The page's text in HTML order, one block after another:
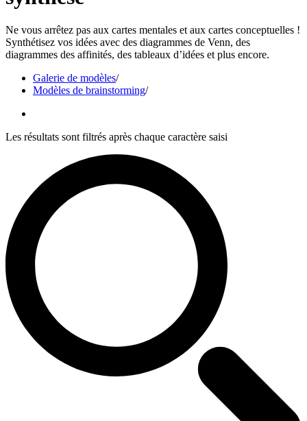
Ne vous arrêtez pas aux cartes mentales et aux cartes conceptuelles !
Synthétisez vos idées avec des diagrammes de Venn, des
diagrammes des affinités, des tableaux d’idées et plus encore.
Galerie de modèles/
Modèles de brainstorming/
Les résultats sont filtrés après chaque caractère saisi